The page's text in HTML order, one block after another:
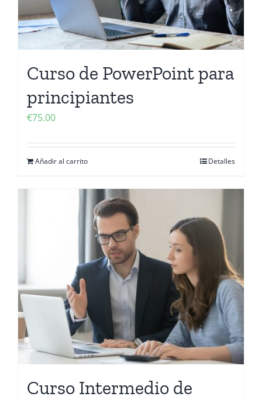
Curso de PowerPoint para
principiantes
€75.00
Añadir al carrito Detalles
Curso Intermedio de